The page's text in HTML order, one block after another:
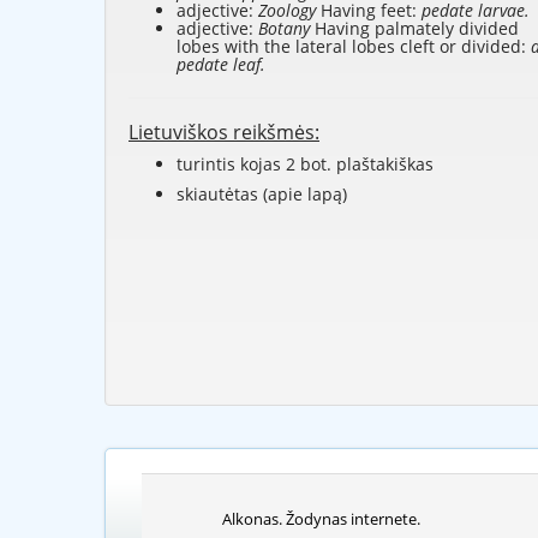
adjective: ZoologyHaving feet: pedate larvae.
adjective: BotanyHaving palmately divided
lobes with the lateral lobes cleft or divided:
pedate leaf.
Lietuviškos reikšmės:
turintis kojas 2 bot. plaštakiškas
skiautėtas (apie lapą)
Alkonas. Žodynas internete.